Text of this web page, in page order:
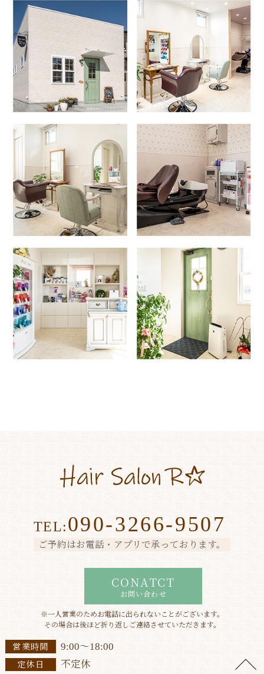
TEL:090-3266-9507
ご予約はお電話・アプリで承っております。
CONATCT
お問い合わせ
※一人営業のためお電話に出られないことがございます。
その場合は後ほど折り返しご連絡させていただきます。
営業時間 9:00〜18:00
定休日 不定休